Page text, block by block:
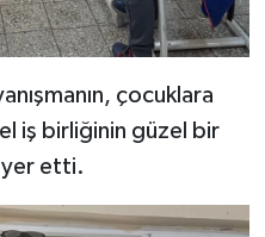
çocuklara
iş birliğinin güzel bir
yer etti.